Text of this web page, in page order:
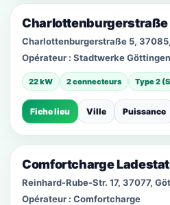
Charlottenburgerstraße
Charlottenburgerstraße 5,
Opérateur : Stadtwerke Göttingen
22 kW 2 connecteurs Type 2
Fiche lieu Ville Puissance
Comfortcharge
Reinhard-Rube-Str. 17, 37077,
Opérateur : Comfortcharge